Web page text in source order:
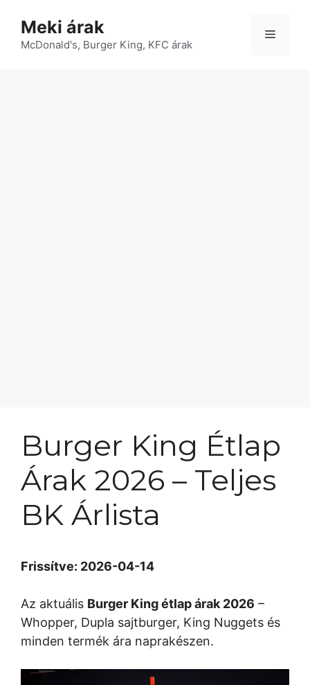
tartalomba
Meki árak
McDonald's, Burger King, KFC árak
Menü
Burger King Étlap
Árak 2026 – Teljes
BK Árlista
Frissítve: 2026-04-14
Az aktuális Burger King étlap árak 2026 –
Whopper, Dupla sajtburger, King Nuggets és
minden termék ára naprakészen.